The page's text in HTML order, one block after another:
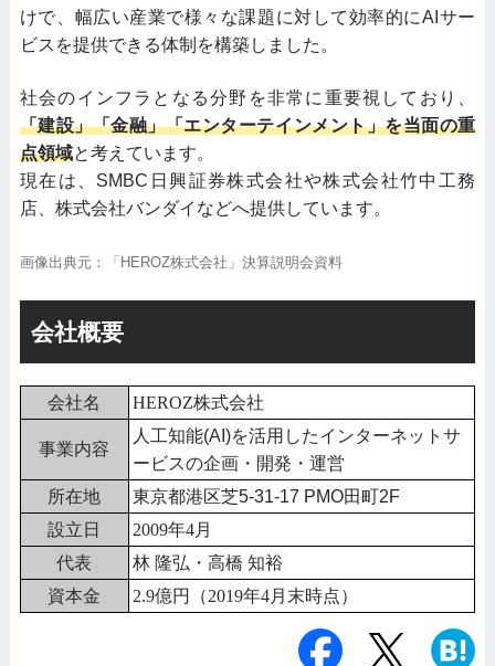
けで、幅広い産業で様々な課題に対して効率的にAIサー
ビスを提供できる体制を構築しました。
社会のインフラとなる分野を非常に重要視しており、
「建設」「金融」「エンターテインメント」を当面の重
点領域と考えています。
現在は、SMBC日興証券株式会社や株式会社竹中工務
店、株式会社バンダイなどへ提供しています。
画像出典元：「HEROZ株式会社」決算説明会資料
会社概要
会社名 HEROZ株式会社
事業内容
人工知能(AI)を活用したインターネットサ
ービスの企画・開発・運営
所在地
東京都港区芝5-31-17 PMO田町2F
設立日
2009年4月
代表
林 隆弘・高橋 知裕
資本金
2.9億円（2019年4月末時点）